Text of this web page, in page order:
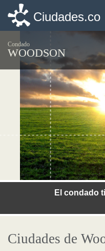
Ciudades.co
Condado
WOODSON
El condado
Ciudades de
Ciudades.co